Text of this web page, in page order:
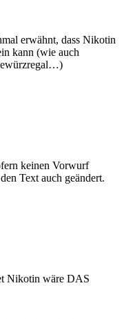
erwähnt, dass Nikotin
kann (wie auch
keinen Vorwurf
Text auch geändert.
Nikotin wäre DAS